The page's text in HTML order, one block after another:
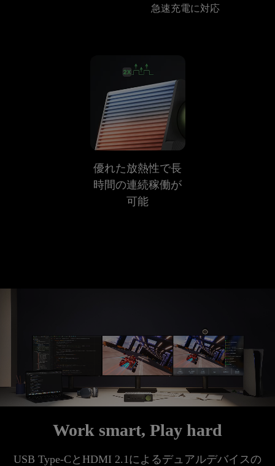
急速充電に対応
優れた放熱性で長
時間の連続稼働が
可能
Work smart, Play hard
USB Type-CとHDMI 2.1によるデュアルデバイスの